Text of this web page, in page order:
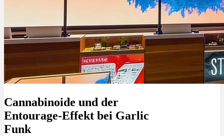
Cannabinoide und der
Entourage-Effekt bei Garlic
Funk